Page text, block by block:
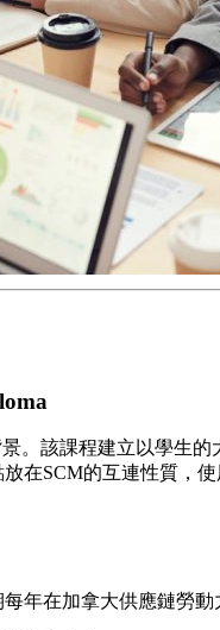
。該課程建立以學生
在SCM的互連性質，
年在加拿大供應鏈勞動